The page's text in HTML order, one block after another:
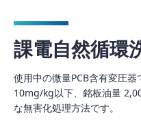
課電自然循環
使用中の微量PCB含有変圧
10mg/kg以下、銘板油量
な無害化処理方法です。